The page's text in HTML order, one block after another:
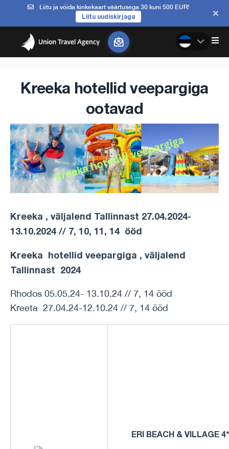
Liitu ja võida kinkekaart väärtusega 30 kuni 500 EUR!
Liitu uudiskirjaga
Kreeka hotellid veepargiga
ootavad
Kreeka , väljalend Tallinnast 27.04.2024-
13.10.2024 // 7, 10, 11, 14 ööd
Kreeka hotellid veepargiga , väljalend
Tallinnast 2024
Rhodos 05.05.24- 13.10.24 // 7, 14 ööd
Kreeta 27.04.24-12.10.24 // 7, 14 ööd
ERI BEACH & VILLAGE